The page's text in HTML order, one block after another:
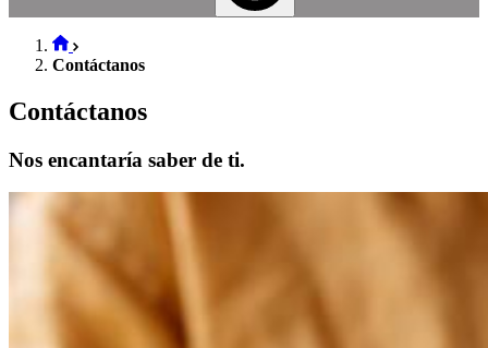
Contáctanos
Contáctanos
Nos encantaría saber de ti.